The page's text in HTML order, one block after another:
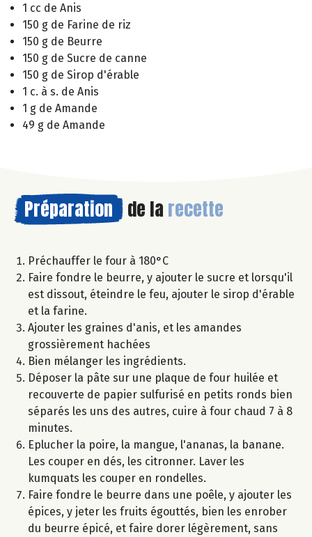
1 cc de Anis
150 g de Farine de riz
150 g de Beurre
150 g de Sucre de canne
150 g de Sirop d'érable
1 c. à s. de Anis
1 g de Amande
49 g de Amande
Préparation de la recette
Préchauffer le four à 180°C
Faire fondre le beurre, y ajouter le sucre et lorsqu'il
est dissout, éteindre le feu, ajouter le sirop d'érable
et la farine.
Ajouter les graines d'anis, et les amandes
grossièrement hachées
Bien mélanger les ingrédients.
Déposer la pâte sur une plaque de four huilée et
recouverte de papier sulfurisé en petits ronds bien
séparés les uns des autres, cuire à four chaud 7 à 8
minutes.
Eplucher la poire, la mangue, l'ananas, la banane.
Les couper en dés, les citronner. Laver les
kumquats les couper en rondelles.
Faire fondre le beurre dans une poêle, y ajouter les
épices, y jeter les fruits égouttés, bien les enrober
du beurre épicé, et faire dorer légèrement, sans